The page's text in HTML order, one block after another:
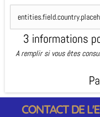
3 informations
A remplir si vous êtes
CONTACT DE